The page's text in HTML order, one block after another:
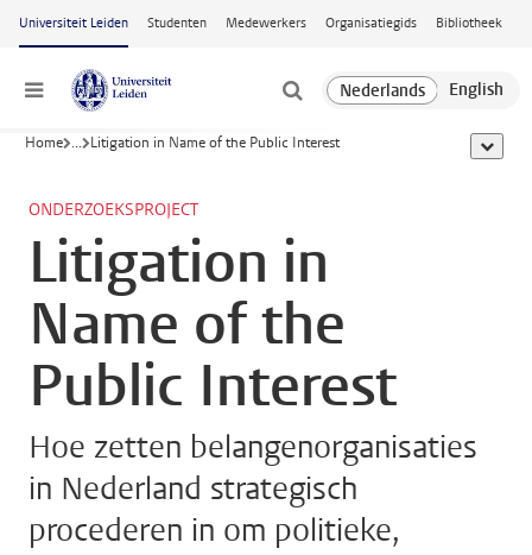
Ga naar hoofdinhoud
Universiteit Leiden Studenten Medewerkers Organisatiegids Bibliotheek
Menu
Home ... Litigation in Name of the Public Interest toon
ONDERZOEKSPROJECT
Litigation in
Name of the
Public Interest
Hoe zetten belangenorganisaties
in Nederland strategisch
procederen in om politieke,